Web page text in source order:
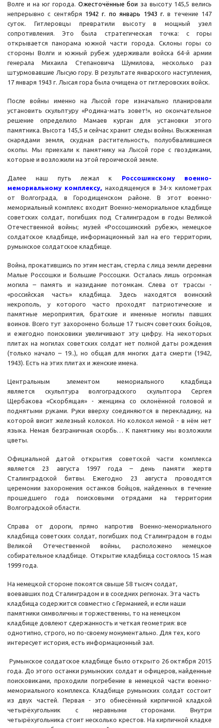
Волге и на юг города. Ожесточённые бои за высоту 145,5 велись
непрерывно с сентября 1942 г. по январь 1943 г. в течение 147
суток. Гитлеровцы превратили высоту в мощный узел
сопротивления. Это была стратегическая точка: с горы
открывается панорама южной части города. Склоны горы со
стороны Волги и южный рубеж удерживали войска 64-й армии
генерала Михаила Степановича Шумилова, несколько раз
штурмовавшие Лысую гору. В результате январского наступления,
17 января 1943 г. Лысая гора была очищена от гитлеровских войск.
После войны именно на Лысой горе изначально планировали
установить скульптуру «Родина-мать зовет!», но окончательное
решение определило Мамаев курган для установки этого
памятника. Высота 145,5 и сейчас хранит следы войны. Выжженная
снарядами земля, скудная растительность, полуобвалившиеся
окопы. Мы приехали к памятнику на Лысой горе с гвоздиками,
которые и возложили на этой героической земле.
Далее наш путь лежал к Россошинскому военно-
мемориальному комплексу, находящемуся в 34-х километрах
от Волгограда, в Городищенском районе. В этот военно-
мемориальный комплекс входит Военно-мемориальное кладбище
советских солдат, погибших под Сталинградом в годы Великой
Отечественной войны; музей «Россошинский рубеж», немецкое
солдатское кладбище, информационный зал на его территории,
румынское солдатское кладбище.
Война, прокатившись по этим местам, стерла с лица земли деревни
Малые Россошки и Большие Россошки. Осталась лишь огромная
могила – память и назидание потомкам. Слева от трассы -
«российская часть» кладбища. Здесь находятся воинский
некрополь, у которого часто проходят патриотические и
памятные мероприятия, братские и именные могилы павших
воинов. Всего тут захоронено больше 17 тысяч советских бойцов,
и ежегодно поисковики увеличивают эту цифру. На некоторых
плитах на могилах советских солдат нет полной даты рождения
(только начало – 19..), но общая для многих дата смерти (1942,
1943). Есть на этих плитах и женские имена.
Центральным элементом мемориального кладбища
является скульптура волгоградского скульптора Сергея
Щербакова «Скорбящая» - женщина со склонённой головой и
поднятыми руками. Руки вверху соединяются в перекладину, на
которой висит железный колокол. Но колокол немой - в нём нет
языка. Немая безграничная скорбь… К памятнику мы возложили
цветы.
Официальной датой открытия советской части комплекса
является 23 августа 1997 года – день памяти жертв
Сталинградской битвы. Ежегодно 23 августа проводятся
церемонии захоронения останков бойцов, найденных в течение
прошедшего года поисковыми отрядами на территории
Волгоградской области.
Справа от дороги, прямо напротив Военно-мемориального
кладбища советских солдат, погибших под Сталинградом в годы
Великой Отечественной войны, расположено немецкое
собирательное кладбище. Открытие кладбища состоялось 15 мая
1999 года.
На немецкой стороне покоятся свыше 58 тысяч солдат,
воевавших под Сталинградом и в соседних регионах. Эта часть
кладбища содержится совместно с Германией, и если наши
памятники символичны и торжественны, то на немецком
кладбище довлеют сдержанность и четкая геометрия: все
однотипно, строго, но по-своему монументально. Для тех, кого
интересует история, есть информационный зал.
Румынское солдатское кладбище было открыто 26 октября 2015
года. До этого останки румынских солдат и офицеров, найденные
поисковиками, проходили погребение в немецкой части военно-
мемориального комплекса. Кладбище румынских солдат состоит
из двух частей. Первая - это обнесённый кирпичной кладкой
четырёхугольник с неравными сторонами. Внутри
четырёхугольника стоит несколько крестов. На кирпичной кладке